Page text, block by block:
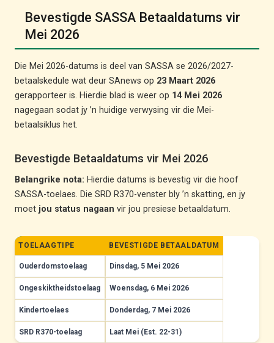
Bevestigde SASSA Betaaldatums vir
Mei 2026
Die Mei 2026-datums is deel van SASSA se 2026/2027-
betaalskedule wat deur SAnews op 23 Maart 2026
gerapporteer is. Hierdie blad is weer op 14 Mei 2026
nagegaan sodat jy ’n huidige verwysing vir die Mei-
betaalsiklus het.
Bevestigde Betaaldatums vir Mei 2026
Belangrike nota: Hierdie datums is bevestig vir die hoof
SASSA-toelaes. Die SRD R370-venster bly ’n skatting, en jy
moet jou status nagaan vir jou presiese betaaldatum.
TOELAAGTIPE BEVESTIGDE BETAALDATUM
Ouderdomstoelaag Dinsdag, 5 Mei 2026
Ongeskiktheidstoelaag Woensdag, 6 Mei 2026
Kindertoelaes Donderdag, 7 Mei 2026
SRD R370-toelaag Laat Mei (Est. 22-31)